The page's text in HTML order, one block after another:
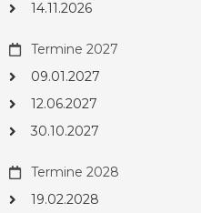
14.11.2026
Termine 2027
09.01.2027
12.06.2027
30.10.2027
Termine 2028
19.02.2028